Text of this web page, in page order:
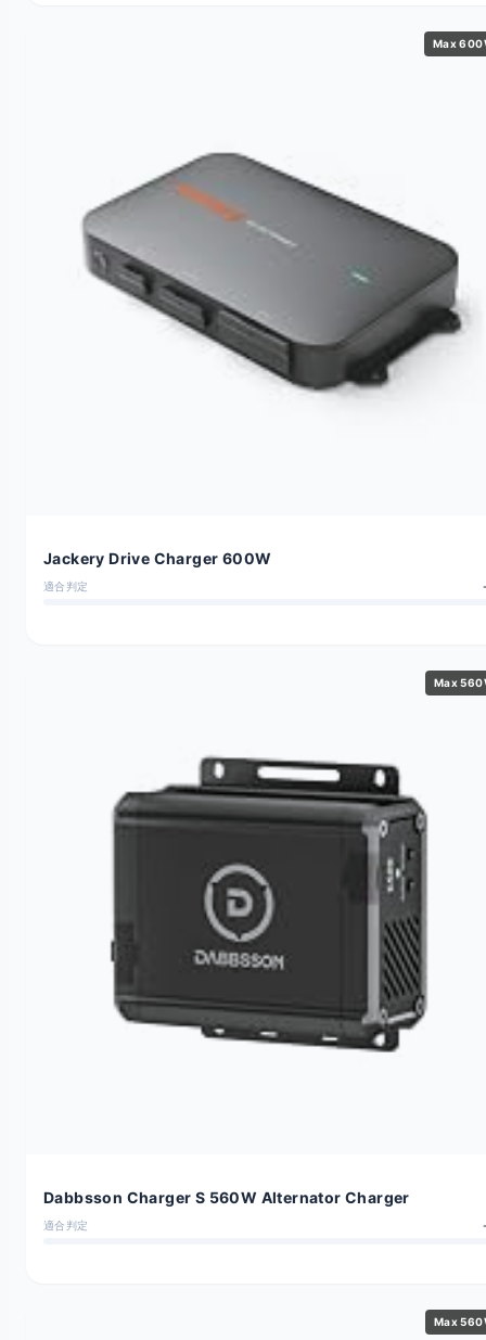
Max
Jackery Drive Charger 600W
適合判定
Max
Dabbsson Charger S 560W Alternator Charger
適合判定
Max